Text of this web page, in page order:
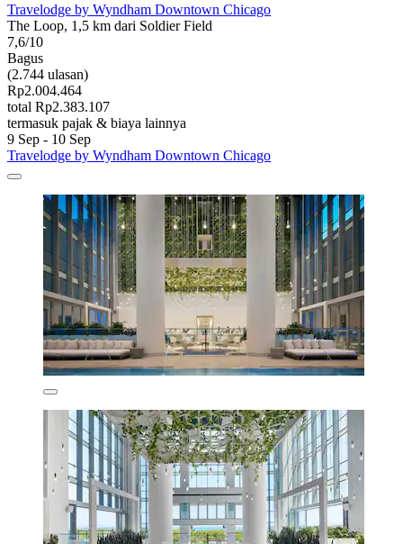
Travelodge by Wyndham Downtown Chicago
The Loop, 1,5 km dari Soldier Field
7,6/10
Bagus
(2.744 ulasan)
Rp2.004.464
total Rp2.383.107
termasuk pajak & biaya lainnya
9 Sep - 10 Sep
Travelodge by Wyndham Downtown Chicago